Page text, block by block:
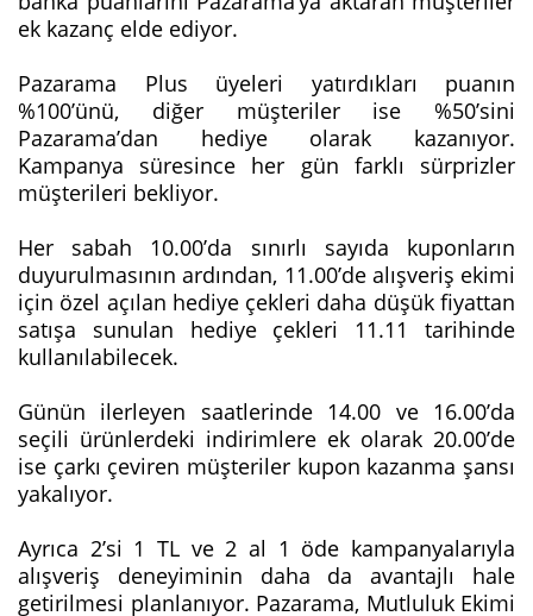
ek kazanç elde ediyor.
Pazarama Plus üyeleri yatırdıkları puanın
%100’ünü, diğer müşteriler ise %50’sini
Pazarama’dan hediye olarak kazanıyor.
Kampanya süresince her gün farklı sürprizler
müşterileri bekliyor.
Her sabah 10.00’da sınırlı sayıda kuponların
duyurulmasının ardından, 11.00’de alışveriş ekimi
için özel açılan hediye çekleri daha düşük fiyattan
satışa sunulan hediye çekleri 11.11 tarihinde
kullanılabilecek.
Günün ilerleyen saatlerinde 14.00 ve 16.00’da
seçili ürünlerdeki indirimlere ek olarak 20.00’de
ise çarkı çeviren müşteriler kupon kazanma şansı
yakalıyor.
Ayrıca 2’si 1 TL ve 2 al 1 öde kampanyalarıyla
alışveriş deneyiminin daha da avantajlı hale
getirilmesi planlanıyor. Pazarama, Mutluluk Ekimi